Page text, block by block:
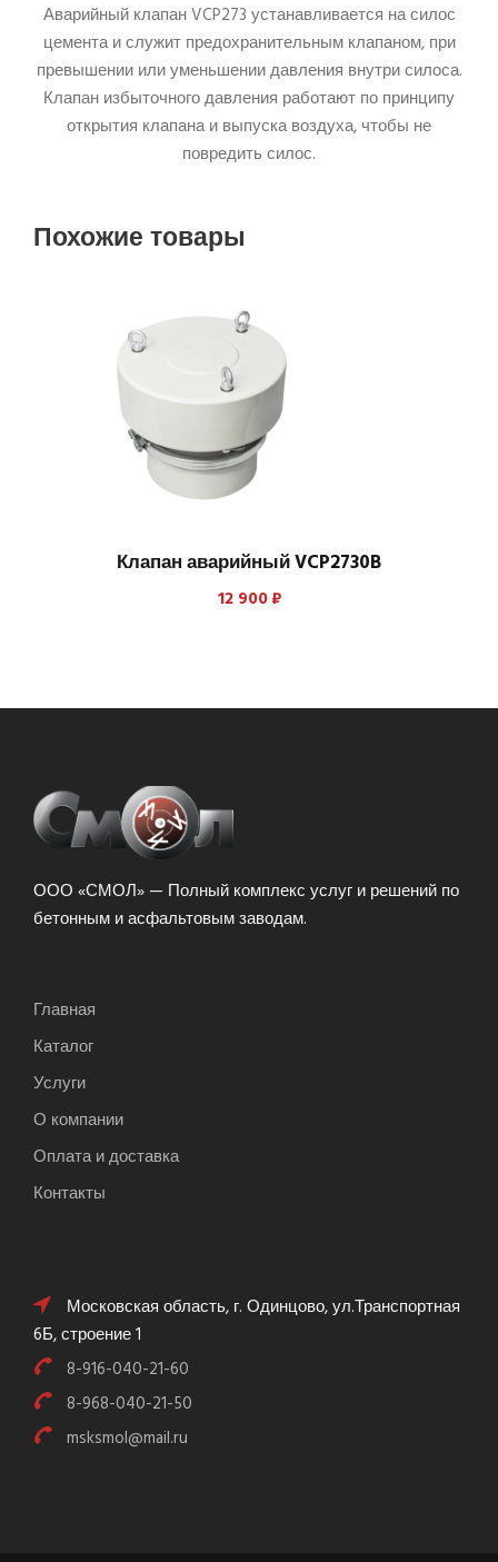
Аварийный клапан VCP273 устанавливается на силос
цемента и служит предохранительным клапаном, при
превышении или уменьшении давления внутри силоса.
Клапан избыточного давления работают по принципу
открытия клапана и выпуска воздуха, чтобы не
повредить силос.
Похожие товары
Клапан аварийный VCP2730B
12 900₽
ООО «СМОЛ» — Полный комплекс услуг и решений по
бетонным и асфальтовым заводам.
Главная
Каталог
Услуги
О компании
Оплата и доставка
Контакты
Московская область, г. Одинцово, ул.Транспортная
6Б, строение 1
8-916-040-21-60
8-968-040-21-50
msksmol@mail.ru